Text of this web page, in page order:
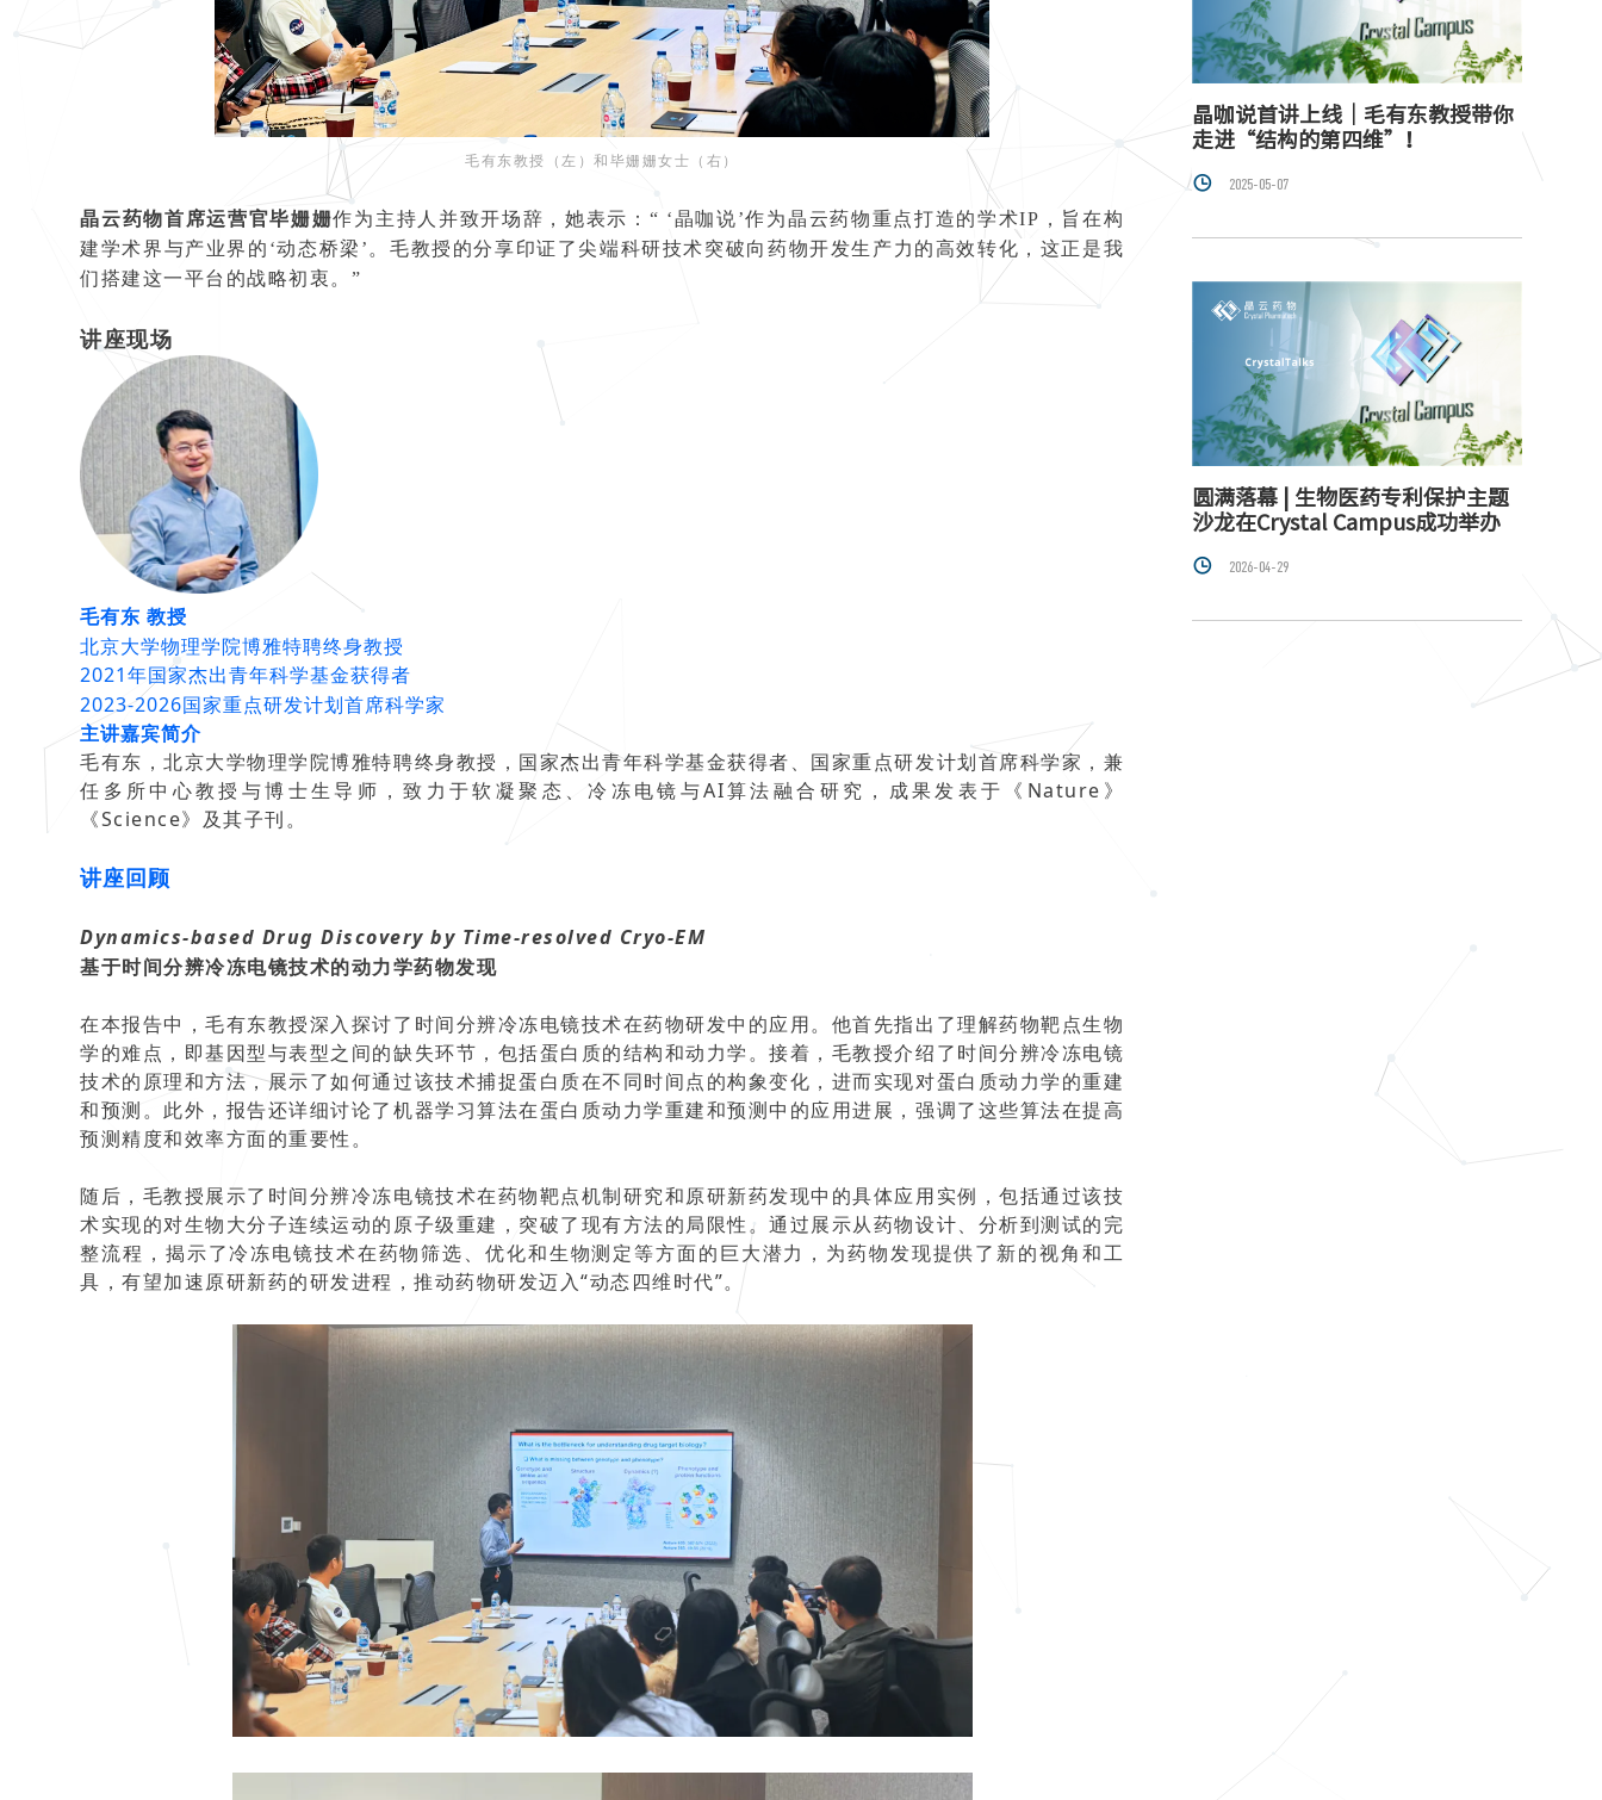
毛有东教授（左）和毕姗姗女士（右）
晶云药物首席运营官毕姗姗作为主持人并致开场辞，她表示：“ ‘晶咖说’作为晶云药物重点打造的学术IP，旨在构
建学术界与产业界的‘动态桥梁’。毛教授的分享印证了尖端科研技术突破向药物开发生产力的高效转化，这正是我
们搭建这一平台的战略初衷。”
讲座现场
毛有东 教授
北京大学物理学院博雅特聘终身教授
2021年国家杰出青年科学基金获得者
2023-2026国家重点研发计划首席科学家
主讲嘉宾简介
毛有东，北京大学物理学院博雅特聘终身教授，国家杰出青年科学基金获得者、国家重点研发计划首席科学家，兼
任多所中心教授与博士生导师，致力于软凝聚态、冷冻电镜与AI算法融合研究，成果发表于《Nature》
《Science》及其子刊。
讲座回顾
Dynamics-based Drug Discovery by Time-resolved Cryo-EM
基于时间分辨冷冻电镜技术的动力学药物发现
在本报告中，毛有东教授深入探讨了时间分辨冷冻电镜技术在药物研发中的应用。他首先指出了理解药物靶点生物
学的难点，即基因型与表型之间的缺失环节，包括蛋白质的结构和动力学。接着，毛教授介绍了时间分辨冷冻电镜
技术的原理和方法，展示了如何通过该技术捕捉蛋白质在不同时间点的构象变化，进而实现对蛋白质动力学的重建
和预测。此外，报告还详细讨论了机器学习算法在蛋白质动力学重建和预测中的应用进展，强调了这些算法在提高
预测精度和效率方面的重要性。
随后，毛教授展示了时间分辨冷冻电镜技术在药物靶点机制研究和原研新药发现中的具体应用实例，包括通过该技
术实现的对生物大分子连续运动的原子级重建，突破了现有方法的局限性。通过展示从药物设计、分析到测试的完
整流程，揭示了冷冻电镜技术在药物筛选、优化和生物测定等方面的巨大潜力，为药物发现提供了新的视角和工
具，有望加速原研新药的研发进程，推动药物研发迈入“动态四维时代”。
晶咖说首讲上线｜毛有东教授带你
走进“结构的第四维”！
 2025-05-07
圆满落幕 | 生物医药专利保护主题
沙龙在Crystal Campus成功举办
 2026-04-29